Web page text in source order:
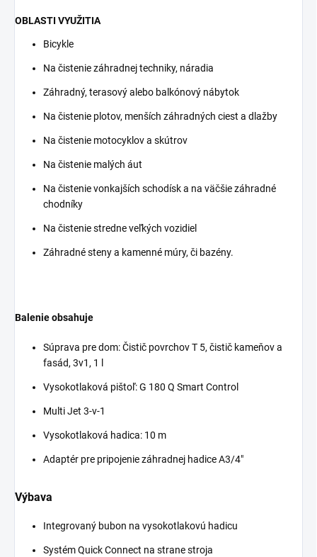
OBLASTI VYUŽITIA
Bicykle
Na čistenie záhradnej techniky, náradia
Záhradný, terasový alebo balkónový nábytok
Na čistenie plotov, menších záhradných ciest a dlažby
Na čistenie motocyklov a skútrov
Na čistenie malých áut
Na čistenie vonkajších schodísk a na väčšie záhradné
chodníky
Na čistenie stredne veľkých vozidiel
Záhradné steny a kamenné múry, či bazény.
Balenie obsahuje
Súprava pre dom: Čistič povrchov T 5, čistič kameňov a
fasád, 3v1, 1 l
Vysokotlaková pištoľ: G 180 Q Smart Control
Multi Jet 3-v-1
Vysokotlaková hadica: 10 m
Adaptér pre pripojenie záhradnej hadice A3/4"
Výbava
Integrovaný bubon na vysokotlakovú hadicu
SystémQuick Connect na strane stroja